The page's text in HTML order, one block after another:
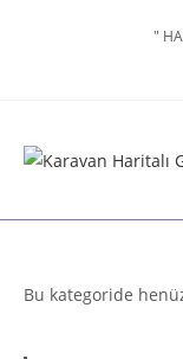
"
Bu kategoride